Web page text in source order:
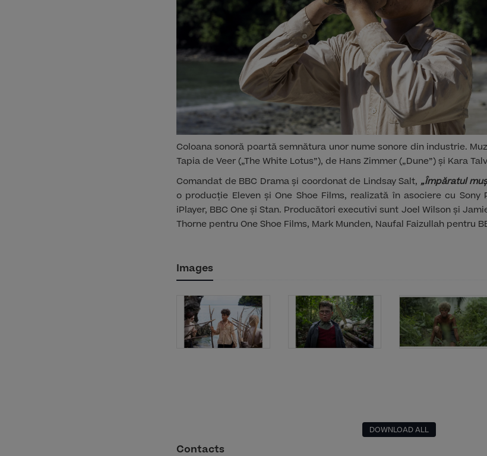
Coloana sonoră poartă semnătura unor nume sonore din industrie.
Tapia de Veer („The White Lotus”), de Hans Zimmer („Dune”) și Kara
Comandat de BBC Drama și coordonat de Lindsay Salt, „Împăratul
o producție Eleven și One Shoe Films, realizată în asociere cu Sony
iPlayer, BBC One și Stan. Producători executivi sunt Joel Wilson și
Thorne pentru One Shoe Films, Mark Munden, Naufal Faizullah pentru
Images
DOWNLOAD ALL
Contacts